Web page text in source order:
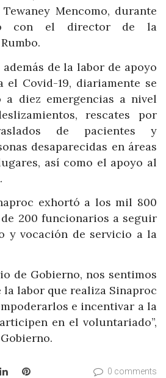
Mencomo, durante
con el director de la
de la labor de apoyo
Covid-19, diariamente se
a diez emergencias a nivel
rescates por
de pacientes y
desaparecidas en áreas
así como el apoyo al
exhortó a los mil 800
200 funcionarios a seguir
y vocación de servicio a la
de Gobierno, nos sentimos
labor que realiza Sinaproc
e incentivar a la
en el voluntariado”,
LinkedInPinterest 0 comments